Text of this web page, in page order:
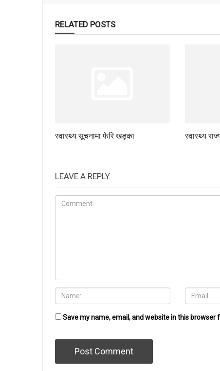
RELATED POSTS
स्वास्थ्य सूचनामा फेरि खड्का स्वास्थ्य
LEAVE A REPLY
Save my name, email, and website in this